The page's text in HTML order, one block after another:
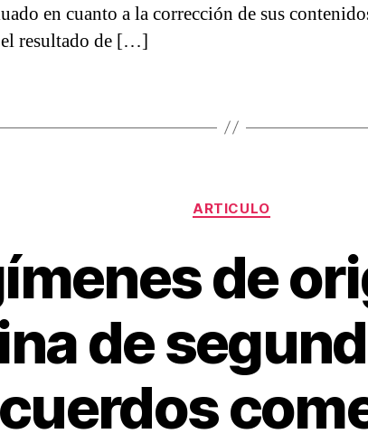
en cuanto a la corrección de sus
resultado de […]
Categorías
ARTICULO
de
de